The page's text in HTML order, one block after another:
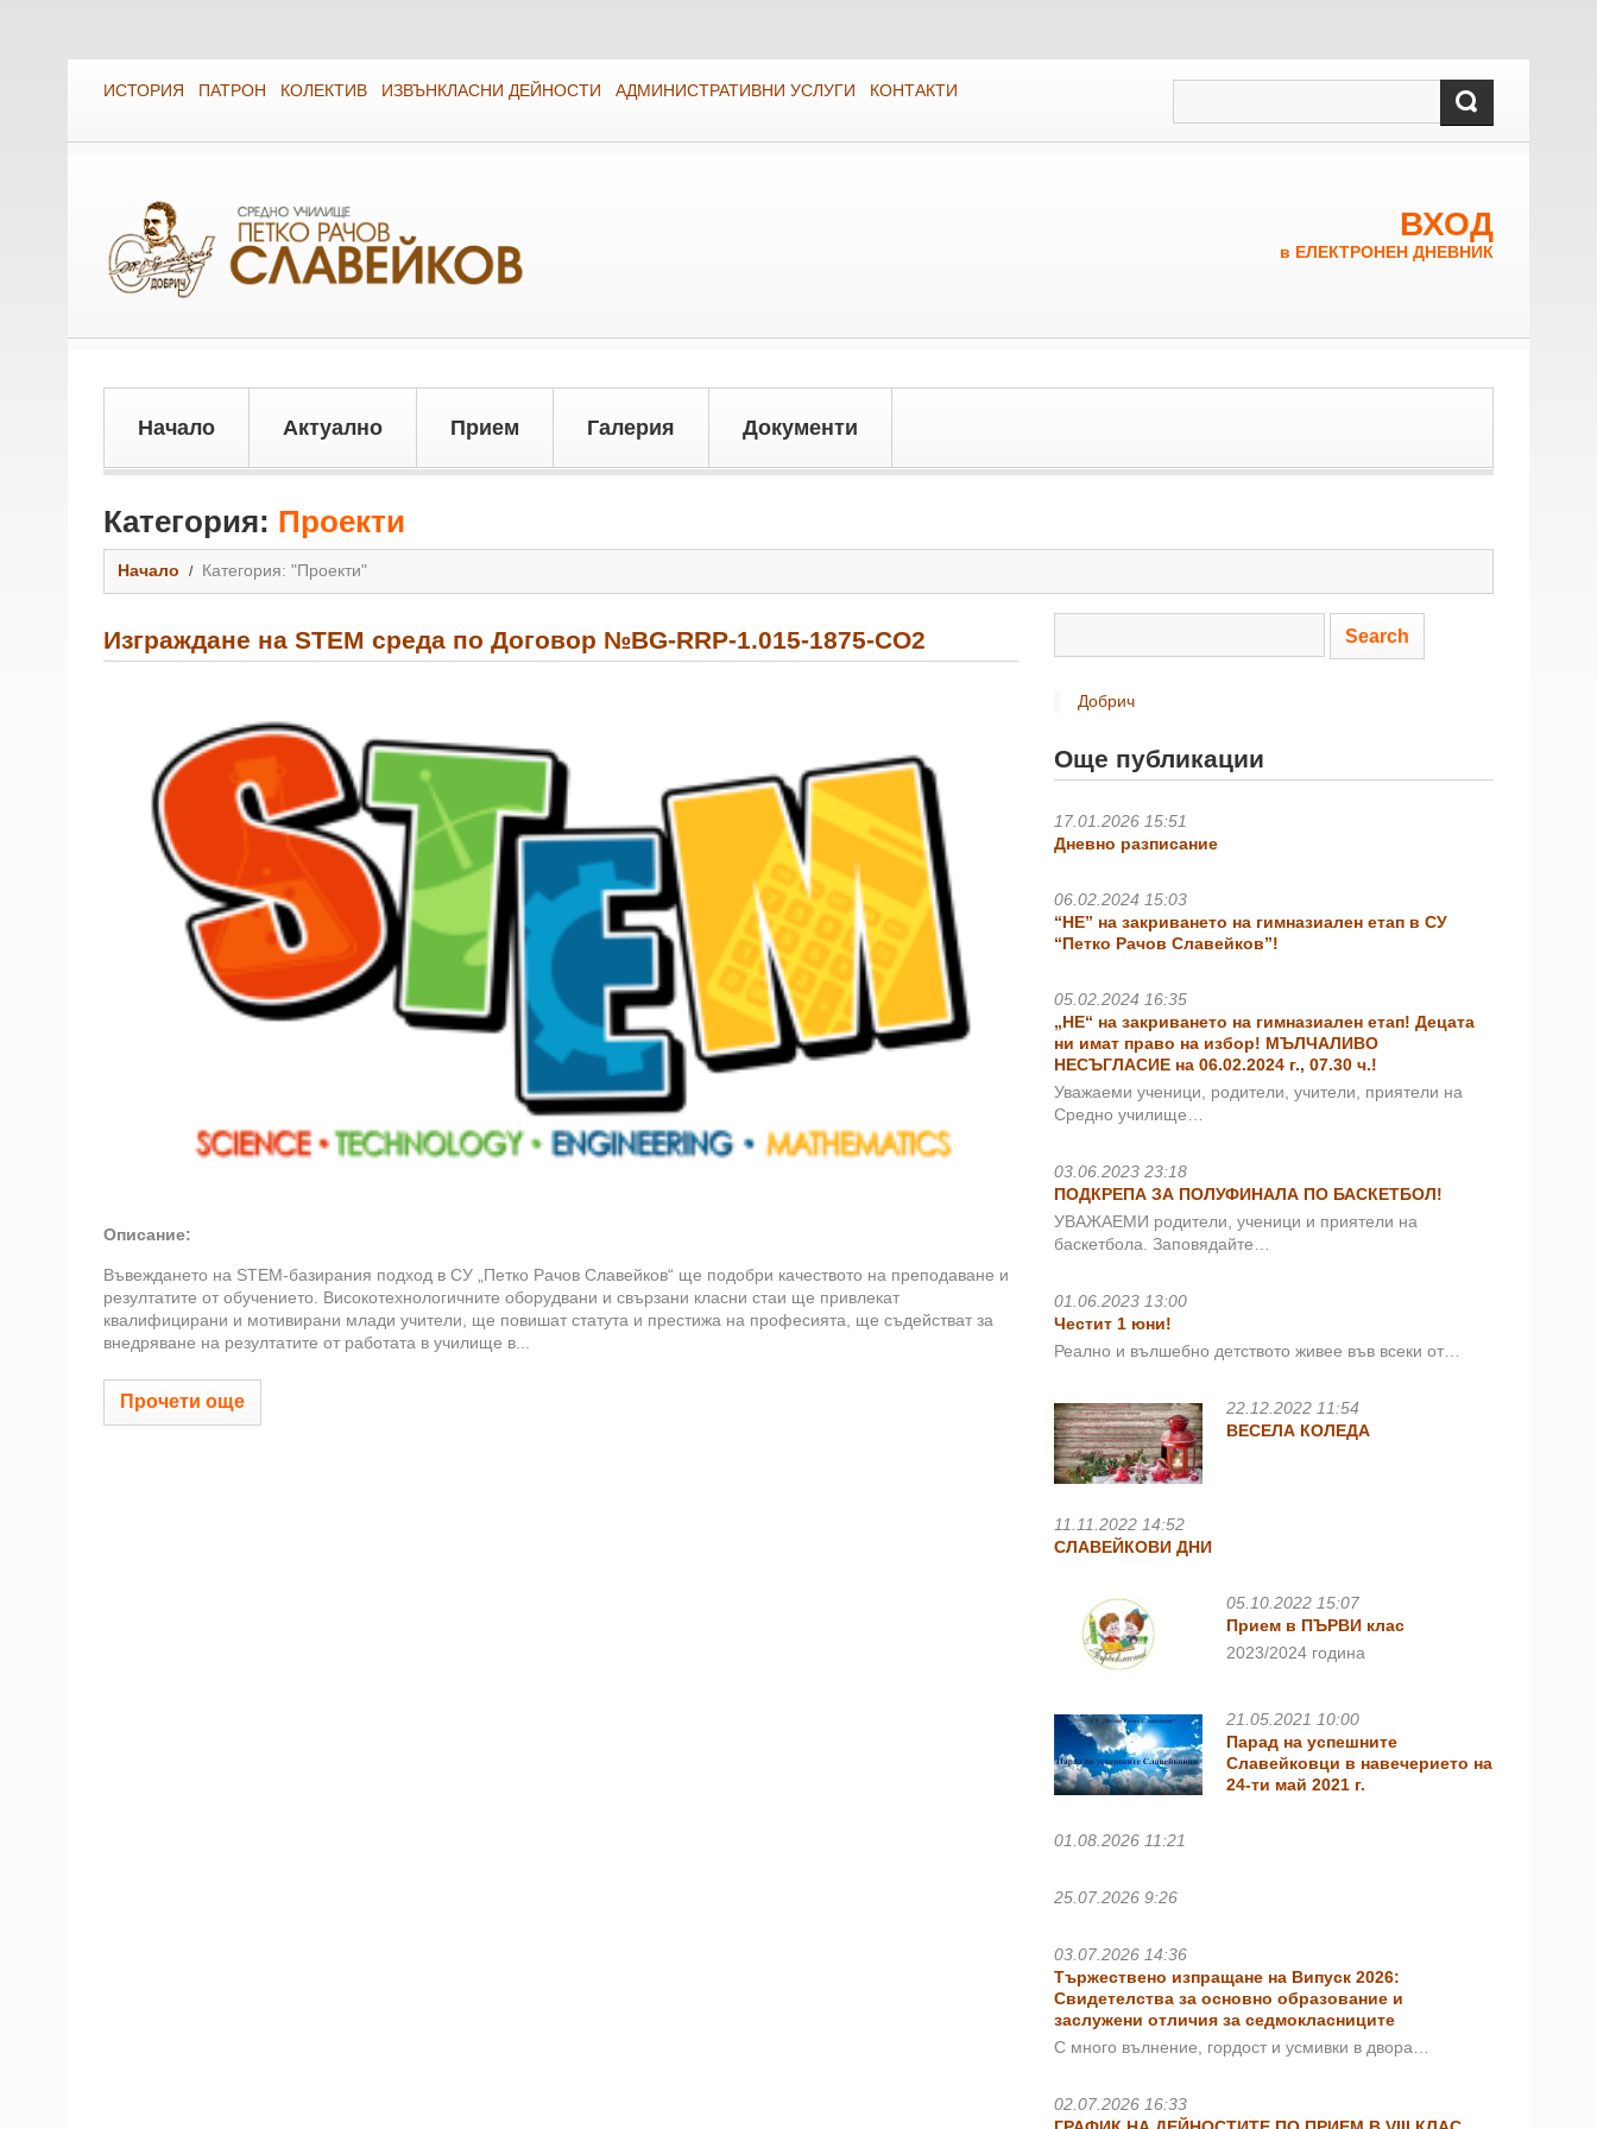
ИСТОРИЯ ПАТРОН КОЛЕКТИВ ИЗВЪНКЛАСНИ ДЕЙНОСТИ АДМИНИСТРАТИВНИ УСЛУГИ КОНТАКТИ
ВХОД
в ЕЛЕКТРОНЕН ДНЕВНИК
Начало Актуално Прием Галерия Документи
Категория: Проекти
Начало Категория: "Проекти"
Изграждане на STEM среда по Договор №BG-RRP-1.015-1875-CO2
Описание:
Въвеждането на STEM-базирания подход в СУ „Петко Рачов Славейков“ ще подобри качеството на преподаване и
резултатите от обучението. Високотехнологичните оборудвани и свързани класни стаи ще привлекат
квалифицирани и мотивирани млади учители, ще повишат статута и престижа на професията, ще съдействат за
внедряване на резултатите от работата в училище в...
Прочети още
Добрич
Още публикации
17.01.2026 15:51
Дневно разписание
06.02.2024 15:03
“НЕ” на закриването на гимназиален етап в СУ
“Петко Рачов Славейков”!
05.02.2024 16:35
„НЕ“ на закриването на гимназиален етап! Децата
ни имат право на избор! МЪЛЧАЛИВО
НЕСЪГЛАСИЕ на 06.02.2024 г., 07.30 ч.!
Уважаеми ученици, родители, учители, приятели на
Средно училище…
03.06.2023 23:18
ПОДКРЕПА ЗА ПОЛУФИНАЛА ПО БАСКЕТБОЛ!
УВАЖАЕМИ родители, ученици и приятели на
баскетбола. Заповядайте…
01.06.2023 13:00
Честит 1 юни!
Реално и вълшебно детството живее във всеки от…
22.12.2022 11:54
ВЕСЕЛА КОЛЕДА
11.11.2022 14:52
СЛАВЕЙКОВИ ДНИ
05.10.2022 15:07
Прием в ПЪРВИ клас
2023/2024 година
21.05.2021 10:00
Парад на успешните
Славейковци в навечерието на
24-ти май 2021 г.
01.08.2026 11:21
25.07.2026 9:26
03.07.2026 14:36
Тържествено изпращане на Випуск 2026:
Свидетелства за основно образование и
заслужени отличия за седмокласниците
С много вълнение, гордост и усмивки в двора…
02.07.2026 16:33